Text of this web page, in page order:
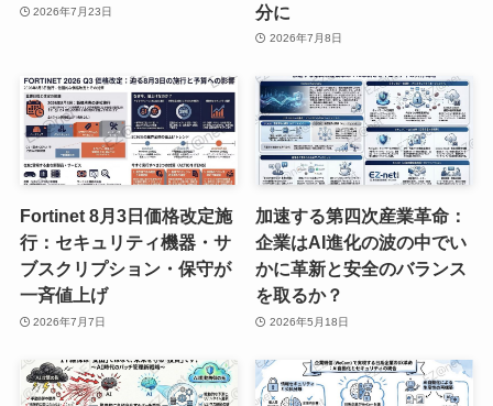
2026年7月23日
分に
2026年7月8日
Fortinet 8月3日価格改定施
行：セキュリティ機器・サ
ブスクリプション・保守が
一斉値上げ
2026年7月7日
加速する第四次産業革命：
企業はAI進化の波の中でい
かに革新と安全のバランス
を取るか？
2026年5月18日